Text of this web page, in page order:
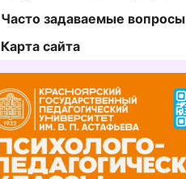
Часто задаваемые вопросы
Карта сайта